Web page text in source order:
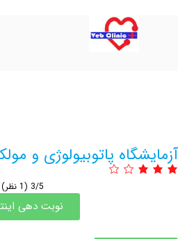
پاتوبیولوژی و
نوبت دهی اینترنتی